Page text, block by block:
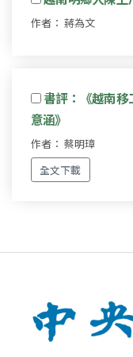
作者： 蔣為文
書評：《越南
意涵》
作者： 蔡明璋
全文下載